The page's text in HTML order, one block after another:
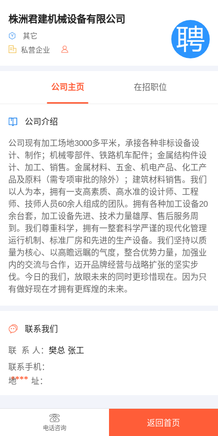
株洲君建机械设备有限公司
其它
私营企业
公司主页 在招职位
公司介绍
公司现有加工场地3000多平米，承接各种非标设备设
计、制作；机械零部件、铁路机车配件；金属结构件设
计、加工、销售。金属材料、五金、机电产品、化工产
品及原料（需专项审批的除外）；建筑材料销售。我们
以人为本，拥有一支高素质、高水准的设计师、工程
师、技师人员60余人组成的团队。拥有各种加工设备20
余台套，加工设备先进、技术力量雄厚、售后服务周
到。我们尊重科学，拥有一整套科学严谨的现代化管理
运行机制、标准厂房和先进的生产设备。我们坚持以质
量为核心、以高瞻远瞩的气度，整合优势力量，加强业
内的交流与合作，迈开品牌经营与战略扩张的坚实步
伐。今日的我们，放眼未来的同时更珍惜现在。因为只
有做好现在才拥有更辉煌的未来。
联系我们
联 系 人： 樊总 张工
联系手机：
****
地 址：
电话咨询
返回首页